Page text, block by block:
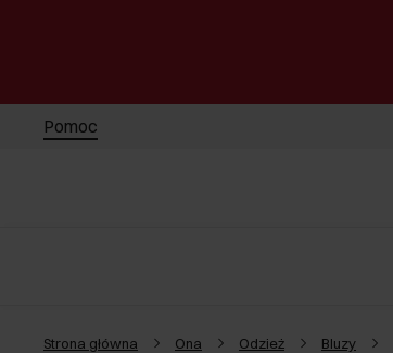
Pomoc
Strona główna Ona Odzież Bluzy